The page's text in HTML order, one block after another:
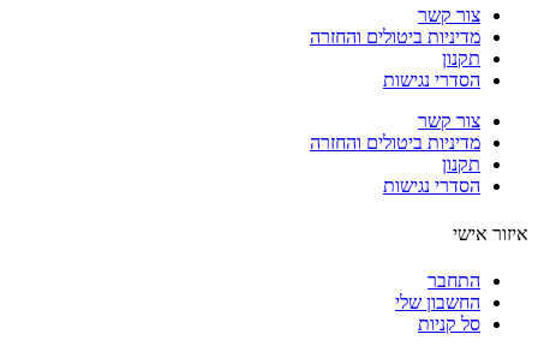
צור קשר
מדיניות ביטולים והחזרה
תקנון
הסדרי נגישות
צור קשר
מדיניות ביטולים והחזרה
תקנון
הסדרי נגישות
אישי
התחבר
החשבון שלי
סל קניות